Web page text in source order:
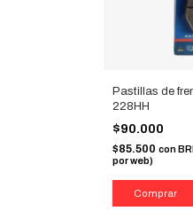
Pastillas de
228HH
$90.000
$85.500 con
por web)